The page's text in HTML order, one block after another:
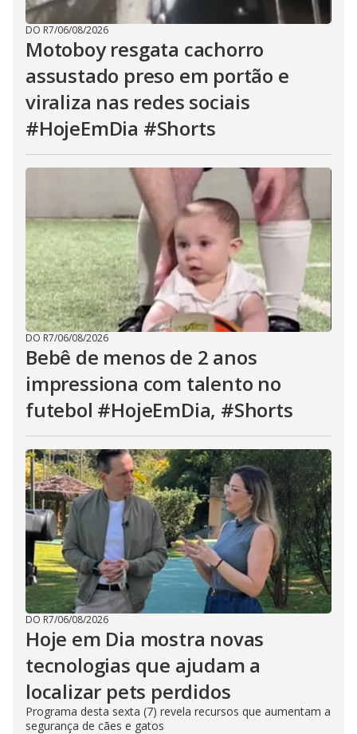
DO R7/06/08/2026
Motoboy resgata cachorro
assustado preso em portão e
viraliza nas redes sociais
#HojeEmDia #Shorts
DO R7/06/08/2026
Bebê de menos de 2 anos
impressiona com talento no
futebol #HojeEmDia, #Shorts
DO R7/06/08/2026
Hoje em Dia mostra novas
tecnologias que ajudam a
localizar pets perdidos
Programa desta sexta (7) revela recursos que aumentam a
segurança de cães e gatos